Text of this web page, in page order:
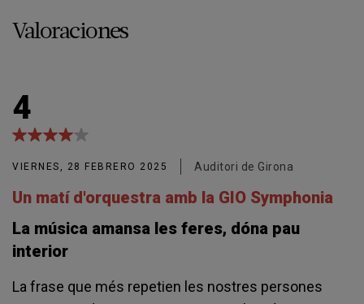
Valoraciones
4
VIERNES, 28 FEBRERO 2025 Auditori de Girona
Un matí d'orquestra amb la GIO Symphonia
La música amansa les feres, dóna pau
interior
La frase que més repetien les nostres persones